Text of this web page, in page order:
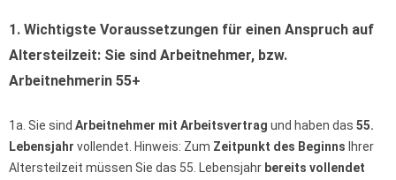
1. Wichtigste Voraussetzungen für einen Anspruch auf
Altersteilzeit: Sie sind Arbeitnehmer, bzw.
Arbeitnehmerin 55+
1a. Sie sind Arbeitnehmer mit Arbeitsvertrag und haben das 55.
Lebensjahr vollendet. Hinweis: Zum Zeitpunkt des Beginns Ihrer
Altersteilzeit müssen Sie das 55. Lebensjahr bereits vollendet